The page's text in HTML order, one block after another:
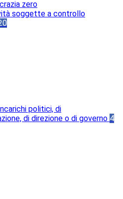
zero
soggette a controllo
politici, di
di direzione o di governo 4